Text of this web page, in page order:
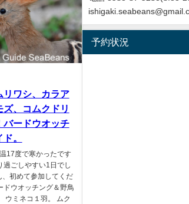
リワシ、カラア
ズ、コムクドリ
バードウオッチ
。
17度で寒かったです
過ごしやすい1日でし
初めて参加してくだ
ドウオッチング＆野鳥
ウミネコ１羽。 ムク
予約状況